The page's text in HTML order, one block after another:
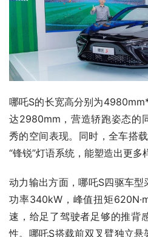
哪吒S的长宽高分别为
达2980mm，营造轿跑姿态的
秀的空间表现。同时，全车搭
“锋锐”灯语系统，能塑造出更多
动力输出方面，哪吒S四驱车
功率340kW，峰值扭矩
速，给足了驾驶者足够的推背
性。哪吒S搭载前双叉臂独立